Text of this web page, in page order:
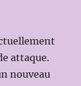
attaque.
nouveau